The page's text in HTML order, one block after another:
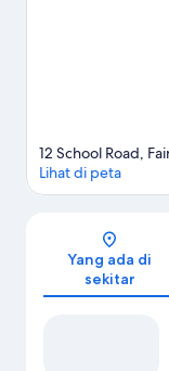
12 School Road,
Lihat di peta
Yang ada di
sekitar